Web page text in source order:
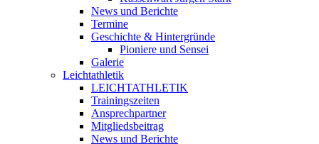
News und Berichte
Termine
Geschichte & Hintergründe
Pioniere und Sensei
Galerie
Leichtathletik
LEICHTATHLETIK
Trainingszeiten
Ansprechpartner
Mitgliedsbeitrag
News und Berichte